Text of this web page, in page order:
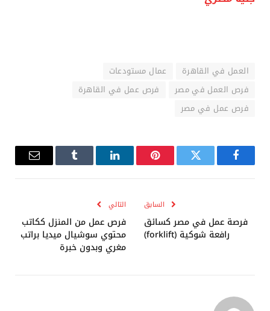
العمل في القاهرة
عمال مستودعات
فرص العمل في مصر
فرص عمل في القاهرة
فرص عمل في مصر
فيسبوك تويتر بينتيريستلينكدإن Tumblr
البريد
السابق
فرصة عمل في مصر كسائق
رافعة شوكية (forklift)
التالي
فرص عمل من المنزل ككاتب
محتوي سوشيال ميديا براتب
مغري وبدون خبرة